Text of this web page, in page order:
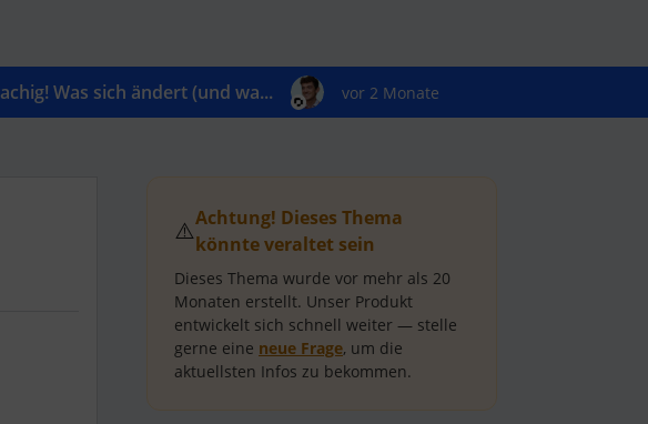
Was sich ändert (und wa... vor 2 Monate
⚠️Achtung! Dieses Thema
könnte veraltet sein
Dieses Thema wurde vor mehr als 20
Monaten erstellt. Unser Produkt
entwickelt sich schnell weiter — stelle
gerne eine neue Frage, um die
aktuellsten Infos zu bekommen.